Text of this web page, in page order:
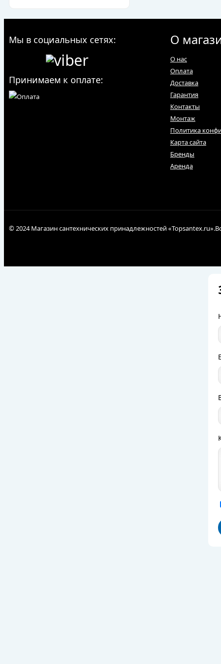
Мы в социальных сетях:
Принимаем к оплате:
О
О нас
Оплата
Доставка
Гарантия
Контакты
Монтаж
Политика
Карта сайта
Бренды
Аренда
© 2024 Магазин сантехнических принадлежностей